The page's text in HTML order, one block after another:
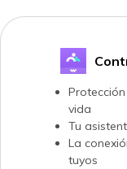
vida
Tu
La
tuyos